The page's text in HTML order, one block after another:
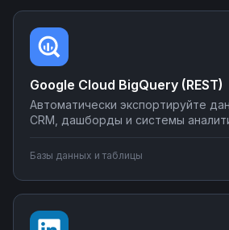
аналитики.
Google Cloud BigQuery (REST)
Автоматически экспортируйте
CRM, дашборды и системы
метрики с внешними сервисами,
Управляйте интеграциями
программирования.
Базы данных и таблицы